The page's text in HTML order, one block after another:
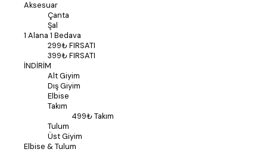
Aksesuar
Çanta
Şal
1 Alana 1 Bedava
299₺ FIRSATI
399₺ FIRSATI
İNDİRİM
Alt Giyim
Dış Giyim
Elbise
Takım
499₺ Takım
Tulum
Üst Giyim
Elbise & Tulum